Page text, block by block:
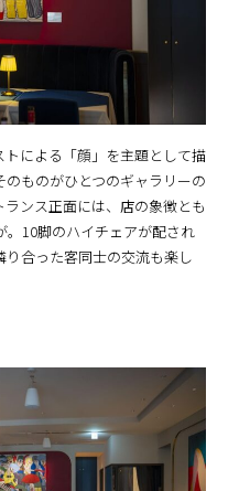
による「顔」を主題として描
ものがひとつのギャラリーの
ンス正面には、店の象徴とも
。10脚のハイチェアが配され
合った客同士の交流も楽し